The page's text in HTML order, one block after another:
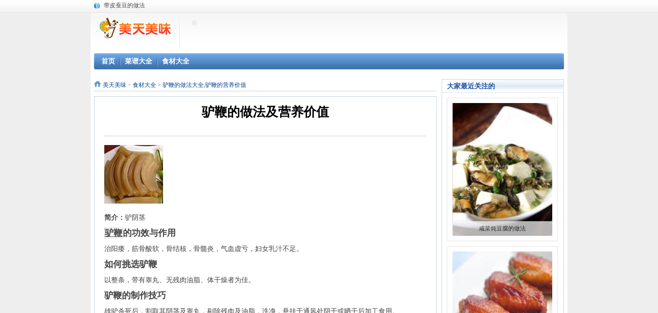
带皮蚕豆的做法
牛乳粉的做法
鳄梨的做法
西瓜子仁的做法
小白菜的做法
魔芋的做法
薤的做法
甜椒的做法
樱桃番茄的做法
酸菜的做法
食用仙人掌的做法
酸豇豆的做法
桃仁的做法
红花的做法
皮蛋的做法
鹅肝的做法
鹅胸肉的做法
肉丸的做法
牛腩的做法
酱牛肉的做法
臭豆腐的做法
首页 菜谱大全 食材大全
美天美味 > 食材大全 > 驴鞭的做法大全,驴鞭的营养价值
驴鞭的做法及营养价值
简介： 驴阴茎
驴鞭的功效与作用
治阳痿，筋骨酸软，骨结核，骨髓炎，气血虚亏，妇女乳汁不足。
如何挑选驴鞭
以整条，带有睾丸、无残肉油脂、体干燥者为佳。
驴鞭的制作技巧
雄驴杀死后，割取其阴茎及睾丸，剔除残肉及油脂，洗净，悬挂于通风处阴干或晒干后加工食用。
大家最近关注的
咸菜炖豆腐的做法